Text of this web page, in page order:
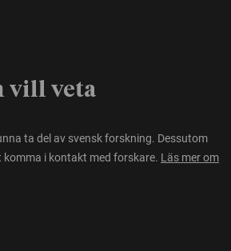
vill veta
ta del av svensk forskning. Dessutom
i kontakt med forskare. Läs mer om